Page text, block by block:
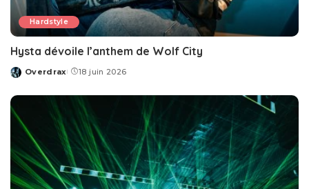
Hardstyle
Hysta dévoile l’anthem de Wolf City
Posted
Overdrax 18 juin 2026